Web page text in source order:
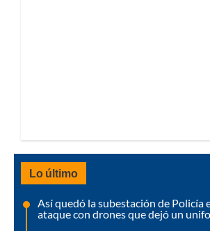
Lo último
Así quedó la subestación de Policía
ataque con drones que dejó un